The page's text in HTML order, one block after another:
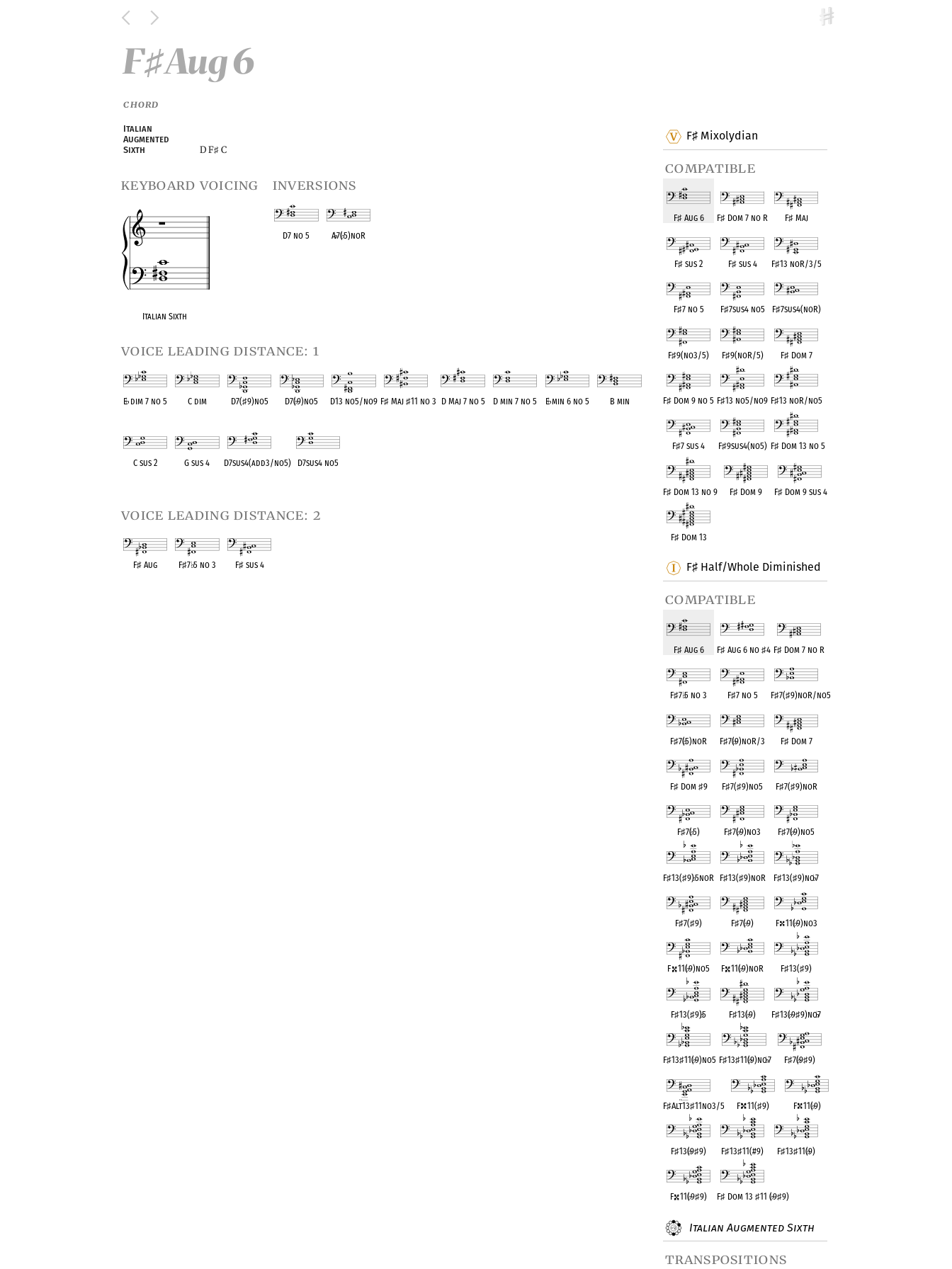
F♯ Mixolydian
compatible
F♯Aug 6 F♯ Dom 7 no R F♯Maj
F♯ sus 2 F♯sus 4 F♯13 noR/3/5
F♯7 no 5 F♯7sus4 no5 F♯7sus4(noR)
F♯9(no3/5) F♯9(noR/5) F♯Dom 7
F♯ Dom 9 no 5 F♯13 no5/no9 F♯13 noR/no5
F♯7 sus 4 F♯9sus4(no5) F♯ Dom 13 no 5
F♯ Dom 13 no 9 F♯ Dom 9 F♯ Dom 9 sus 4
F♯Dom 13
F♯ Half/Whole Diminished
compatible
F♯Aug 6 F♯ Aug 6 no♯4 F♯ Dom 7 no R
F♯7♭5 no 3 F♯7 no 5 F♯7(♯9)noR/no5
F♯7(♭5)noR F♯7(♭9)noR/3 F♯Dom 7
F♯Dom ♯9 F♯7(♯9)no5 F♯7(♯9)noR
F♯7(♭5) F♯7(♭9)no3 F♯7(♭9)no5
F♯13(♯9)♭5noR F♯13(♯9)noR F♯13(♯9)no♭7
F♯7(♯9) F♯7(♭9) F 11(♭9)no3
F 11(♭9)no5 F 11(♭9)noR F♯13(♯9)
F♯13(♯9)♭5 F♯13(♭9) F♯13(♭9♯9)no♭7
F♯13♯11(♭9)no5 F♯13♯11(♭9)no♭7 F♯7(♭9♯9)
F♯Alt13♯11no3/5 F 11(♯9) F 11(♭9)
F♯13(♭9♯9) F♯13♯11(#9) F♯13♯11(♭9)
F 11(♭9♯9) F♯ Dom 13♯11 (♭9♯9)
Italian Augmented Sixth
transpositions
F♯Aug 6
CHORD
Italian
Augmented
Sixth
D F♯ C
keyboard voicing
Italian Sixth
inversions
D7 no 5 A♭7(♭5)noR
voice leading distance: 1
E♭dim 7 no 5 C dim D7(♯9)no5 D7(♭9)no5 D13 no5/no9 F♯ Maj ♯11 no 3 D Maj 7 no 5 D min 7 no 5 E♭min 6 no 5 B min
C sus 2 G sus 4 D7sus4(add3/no5) D7sus4 no5
voice leading distance: 2
F♯Aug F♯7♭5 no 3 F♯sus 4